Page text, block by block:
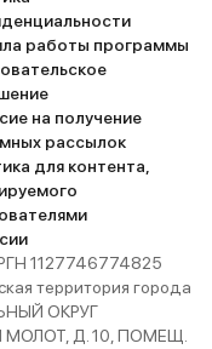
этой, на
ведёт
парковке
легковые
сложно
машиной
Всем
работы программы
на получение
рассылок
для контента,
1127746774825
территория города
ОКРУГ
Д. 10, ПОМЕЩ.